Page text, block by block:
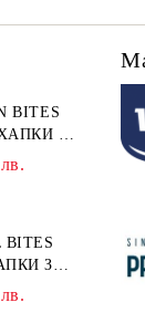
BITES
BITES